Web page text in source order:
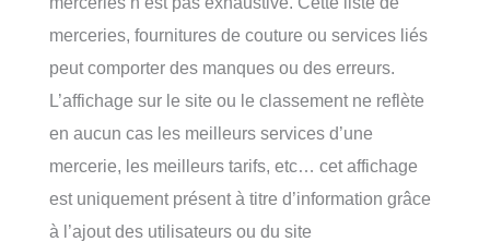
merceries, fournitures de couture ou services liés
peut comporter des manques ou des erreurs.
L’affichage sur le site ou le classement ne reflète
en aucun cas les meilleurs services d’une
mercerie, les meilleurs tarifs, etc… cet affichage
est uniquement présent à titre d’information grâce
à l’ajout des utilisateurs ou du site